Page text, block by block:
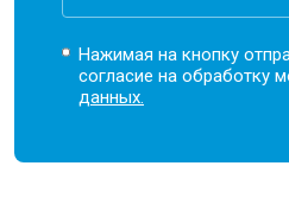
Нажимая на кнопку
согласие на обработку
данных.